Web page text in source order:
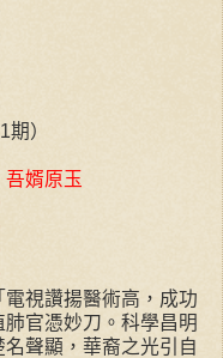
）
婿原玉
視讚揚醫術高，成功
官憑妙刀。科學昌明
聲顯，華裔之光引自